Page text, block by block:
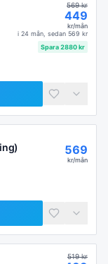
569kr
449
kr/mån
i 24 mån , sedan 569 kr
Spara2880kr
569
kr/mån
519kr